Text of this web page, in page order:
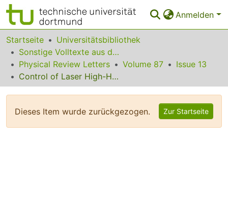
Anmelden
Bereiche & Sammlungen
Das gesamte Repositorium
Statistiken
Startseite
Universitätsbibliothek
Sonstige Volltexte aus dem Bibliotheksangebot
Physical Review Letters
Volume 87
Issue 13
Control of Laser High-Harmonic Generation with Counterpropagating Light
Dieses Item wurde zurückgezogen. Zur Startseite